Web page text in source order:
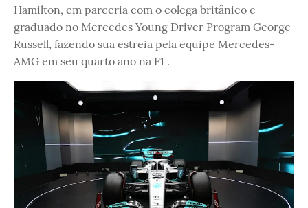
Hamilton, em parceria com o colega britânico e
graduado no Mercedes Young Driver Program George
Russell, fazendo sua estreia pela equipe Mercedes-
AMG em seu quarto ano na F1 .